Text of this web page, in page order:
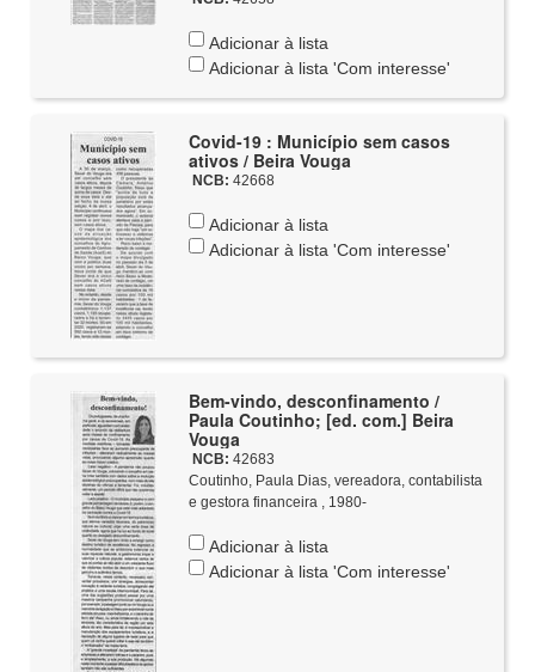
Adicionar à lista
Adicionar à lista 'Com interesse'
Covid-19 : Município sem casos
ativos / Beira Vouga
NCB: 42668
Adicionar à lista
Adicionar à lista 'Com interesse'
Bem-vindo, desconfinamento /
Paula Coutinho; [ed. com.] Beira
Vouga
NCB: 42683
Coutinho, Paula Dias, vereadora, contabilista
e gestora financeira , 1980-
Adicionar à lista
Adicionar à lista 'Com interesse'